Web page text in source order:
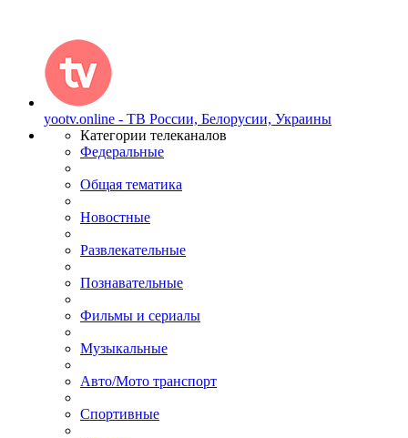
yootv.online - ТВ России, Белорусии, Украины
Категории телеканалов
Федеральные
Общая тематика
Новостные
Развлекательные
Познавательные
Фильмы и сериалы
Музыкальные
Авто/Мото транспорт
Спортивные